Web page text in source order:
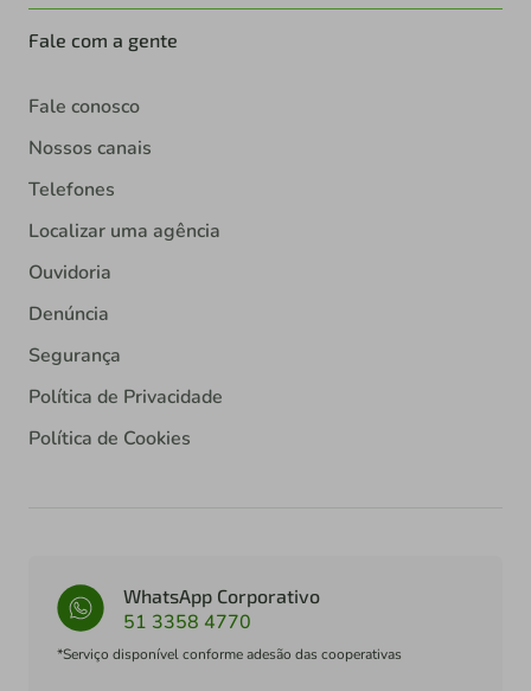
Fale com a gente
Fale conosco
Nossos canais
Telefones
Localizar uma agência
Ouvidoria
Denúncia
Segurança
Política de Privacidade
Política de Cookies
WhatsApp Corporativo
51 3358 4770
*Serviço disponível conforme adesão das cooperativas